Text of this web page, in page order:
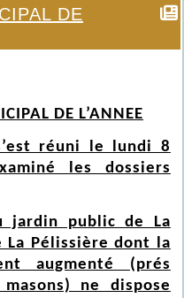
DE
DE L’ANNEE
réuni le lundi 8
les dossiers
jardin public de La
La Pélissière dont la
augmenté (prés
ne dispose